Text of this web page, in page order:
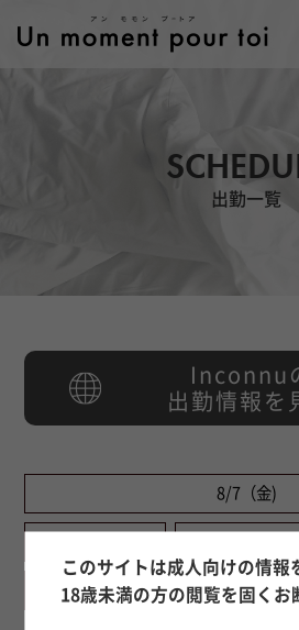
出勤一覧
Inconnu
出勤情報を
8/7（金)
8/11（火) 8/12（水)
このサイトは成人向けの情報
18歳未満の方の閲覧を固くお